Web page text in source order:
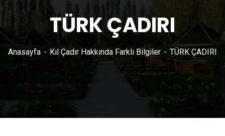
TÜRK ÇADIRI
Anasayfa Kıl Çadır Hakkında Farklı Bilgiler TÜRK ÇADIRI